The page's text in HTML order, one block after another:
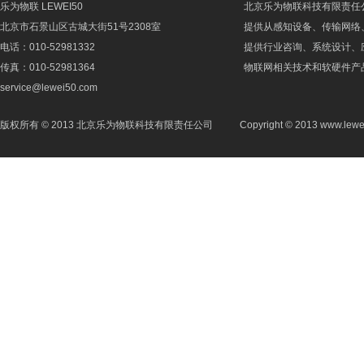
乐为物联 LEWEI50
北京市石景山区古城大街51号2308室
电话：010-52981332
传真：010-52981364
service@lewei50.com
北京乐为物联科技有限责任
提供从感知设备、传输网
提供行业咨询、系统设计
物联网相关技术和软硬件
版权所有 © 2013 北京乐为物联科技有限责任公司 Copyright © 2013